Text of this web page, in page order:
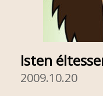
Isten
2009.10.20